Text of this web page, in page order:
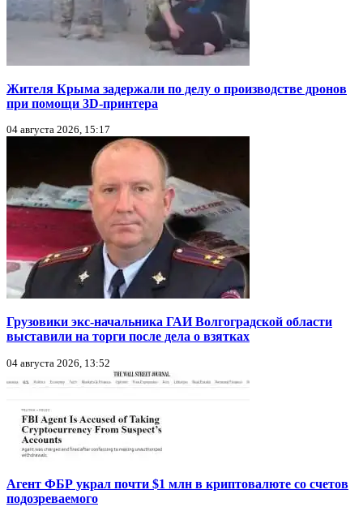
Жителя Крыма задержали по делу о производстве дронов
при помощи 3D‑принтера
04 августа 2026, 15:17
Грузовики экс-начальника ГАИ Волгоградской области
выставили на торги после дела о взятках
04 августа 2026, 13:52
Агент ФБР украл почти $1 млн в криптовалюте со счетов
подозреваемого